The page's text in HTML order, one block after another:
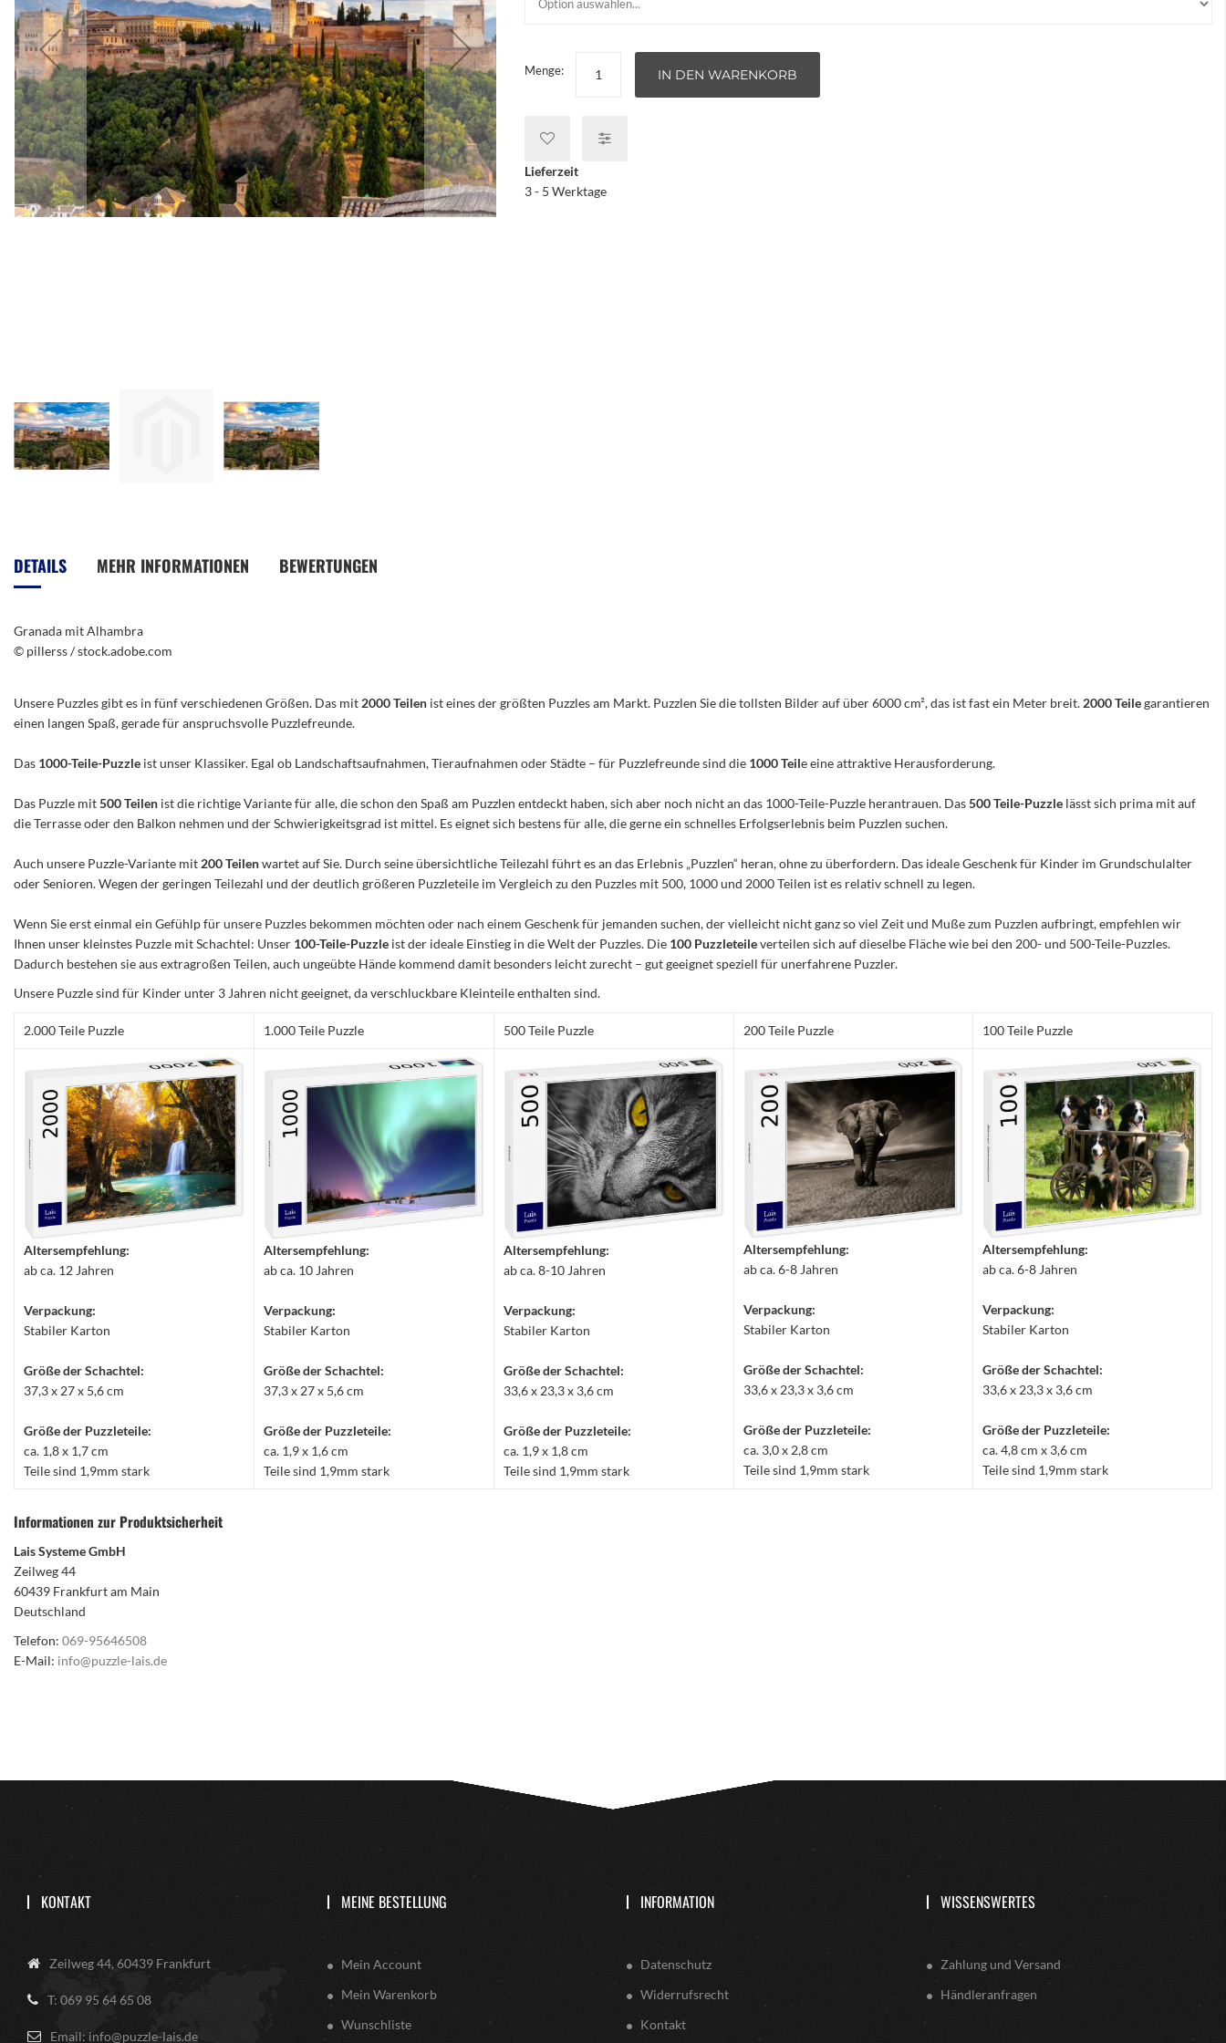
Bildergalerie
springen
Menge: IN DEN WARENKORB
Lieferzeit
3 - 5 Werktage
DETAILS
Granada mit Alhambra
© pillerss / stock.adobe.com
MEHR INFORMATIONEN BEWERTUNGEN
Unsere Puzzles gibt es in fünf verschiedenen Größen. Das mit 2000 Teilen ist eines der größten Puzzles am Markt. Puzzlen Sie die tollsten Bilder auf über 6000 cm², das ist fast ein Meter breit. 2000 Teilegarantieren
einen langen Spaß, gerade für anspruchsvolle Puzzlefreunde.
Das 1000-Teile-Puzzle ist unser Klassiker. Egal ob Landschaftsaufnahmen, Tieraufnahmen oder Städte – für Puzzlefreunde sind die 1000 Teile eine attraktive Herausforderung.
Das Puzzle mit500 Teilen ist die richtige Variante für alle, die schon den Spaß am Puzzlen entdeckt haben, sich aber noch nicht an das 1000-Teile-Puzzle herantrauen. Das500 Teile-Puzzle lässt sich prima mit auf
die Terrasse oder den Balkon nehmen und der Schwierigkeitsgrad ist mittel. Es eignet sich bestens für alle, die gerne ein schnelles Erfolgserlebnis beim Puzzlen suchen.
Auch unsere Puzzle-Variante mit 200 Teilenwartet auf Sie. Durch seine übersichtliche Teilezahl führt es an das Erlebnis „Puzzlen“ heran, ohne zu überfordern. Das ideale Geschenk für Kinder im Grundschulalter
oder Senioren. Wegen der geringen Teilezahl und der deutlich größeren Puzzleteile im Vergleich zu den Puzzles mit 500, 1000 und 2000 Teilen ist es relativ schnell zu legen.
Wenn Sie erst einmal ein Gefühlp für unsere Puzzles bekommen möchten oder nach einem Geschenk für jemanden suchen, der vielleicht nicht ganz so viel Zeit und Muße zum Puzzlen aufbringt, empfehlen wir
Ihnen unser kleinstes Puzzle mit Schachtel: Unser 100-Teile-Puzzle ist der ideale Einstieg in die Welt der Puzzles. Die 100 Puzzleteileverteilen sich auf dieselbe Fläche wie bei den 200- und 500-Teile-Puzzles.
Dadurch bestehen sie aus extragroßen Teilen, auch ungeübte Hände kommend damit besonders leicht zurecht – gut geeignet speziell für unerfahrene Puzzler.
Unsere Puzzle sind für Kinder unter 3 Jahren nicht geeignet, da verschluckbare Kleinteile enthalten sind.
2.000 Teile Puzzle 1.000 Teile Puzzle 500 Teile Puzzle 200 Teile Puzzle 100 Teile Puzzle
Altersempfehlung:
ab ca. 12 Jahren
Verpackung:
Stabiler Karton
Größe der Schachtel:
37,3 x 27 x 5,6 cm
Größe der Puzzleteile:
ca. 1,8 x 1,7 cm
Teile sind 1,9mm stark
Altersempfehlung:
ab ca. 10 Jahren
Verpackung:
Stabiler Karton
Größe der Schachtel:
37,3 x 27 x 5,6 cm
Größe der Puzzleteile:
ca. 1,9 x 1,6 cm
Teile sind 1,9mm stark
Altersempfehlung:
ab ca. 8-10 Jahren
Verpackung:
Stabiler Karton
Größe der Schachtel:
33,6 x 23,3 x 3,6 cm
Größe der Puzzleteile:
ca. 1,9 x 1,8 cm
Teile sind 1,9mm stark
Altersempfehlung:
ab ca. 6-8 Jahren
Verpackung:
Stabiler Karton
Größe der Schachtel:
33,6 x 23,3 x 3,6 cm
Größe der Puzzleteile:
ca. 3,0 x 2,8 cm
Teile sind 1,9mm stark
Altersempfehlung:
ab ca. 6-8 Jahren
Verpackung:
Stabiler Karton
Größe der Schachtel:
33,6 x 23,3 x 3,6 cm
Größe der Puzzleteile:
ca. 4,8 cm x 3,6 cm
Teile sind 1,9mm stark
Informationen zur Produktsicherheit
Lais Systeme GmbH
Zeilweg 44
60439 Frankfurt am Main
Deutschland
Telefon: 069-95646508
E-Mail: info@puzzle-lais.de
KONTAKT
Zeilweg 44, 60439 Frankfurt
T: 069 95 64 65 08
Email: info@puzzle-lais.de
MEINE BESTELLUNG
Mein Account
Mein Warenkorb
Wunschliste
INFORMATION
Datenschutz
Widerrufsrecht
Kontakt
WISSENSWERTES
Zahlung und Versand
Händleranfragen